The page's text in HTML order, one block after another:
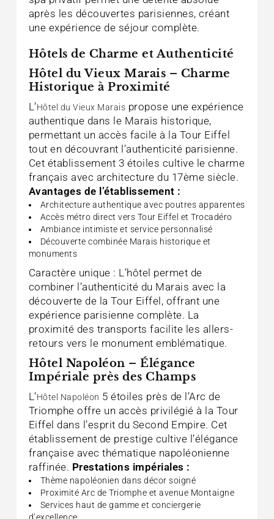
après les découvertes parisiennes, créant
une expérience de séjour complète.
Hôtels de Charme et Authenticité
Hôtel du Vieux Marais – Charme
Historique à Proximité
L’Hôtel du Vieux Marais propose une expérience
authentique dans le Marais historique,
permettant un accès facile à la Tour Eiffel
tout en découvrant l’authenticité parisienne.
Cet établissement 3 étoiles cultive le charme
français avec architecture du 17ème siècle.
Avantages de l’établissement :
Architecture authentique avec poutres apparentes
Accès métro direct vers Tour Eiffel et Trocadéro
Ambiance intimiste et service personnalisé
Découverte combinée Marais historique et
monuments
Caractère unique : L’hôtel permet de
combiner l’authenticité du Marais avec la
découverte de la Tour Eiffel, offrant une
expérience parisienne complète. La
proximité des transports facilite les allers-
retours vers le monument emblématique.
Hôtel Napoléon – Élégance
Impériale près des Champs
L’Hôtel Napoléon 5 étoiles près de l’Arc de
Triomphe offre un accès privilégié à la Tour
Eiffel dans l’esprit du Second Empire. Cet
établissement de prestige cultive l’élégance
française avec thématique napoléonienne
raffinée. Prestations impériales :
Thème napoléonien dans décor soigné
Proximité Arc de Triomphe et avenue Montaigne
Services haut de gamme et conciergerie
d’excellence